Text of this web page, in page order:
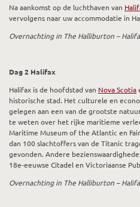
Na aankomst op de luchthaven van
vervolgens naar uw accommodatie in
Overnachting in The Halliburton –
Dag 2 Halifax
Halifax is de hoofdstad van Nova Scotia
historische stad. Het culturele en
gelegen aan een van de grootste
te weten over het rijke maritieme
Maritime Museum of the Atlantic en
dan 100 slachtoffers van de Titanic
gevonden. Andere
18e-eeuwse Citadel en Victoriaanse
Overnachting in The Halliburton –